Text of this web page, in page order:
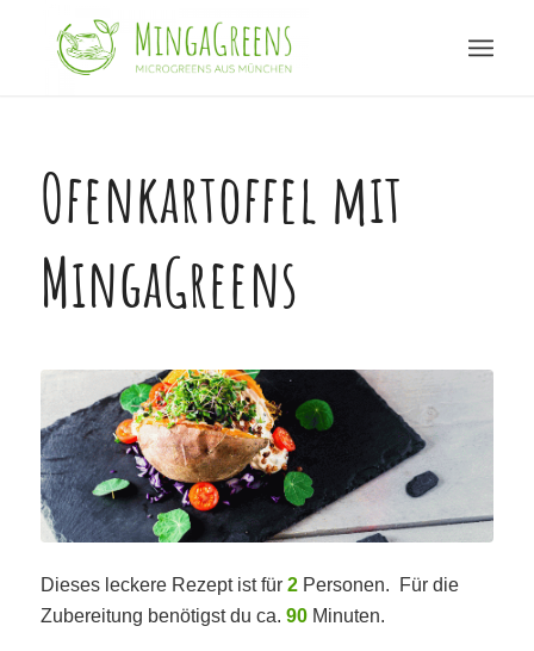
Ofenkartoffel mit
MingaGreens
Dieses leckere Rezept ist für 2Personen. Für die
Zubereitung benötigst du ca. 90Minuten.